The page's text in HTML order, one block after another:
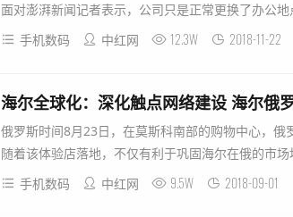
面对澎湃新闻记者表示，公司只是正常更换了办公
手机数码
中红网 12.3W 2018-11-22
海尔全球化：深化触点网络建设 海尔俄
俄罗斯时间8月23日，在莫斯科南部的购物中心，俄
随着该体验店落地，不仅有利于巩固海尔在俄的市
手机数码
中红网 9.5W 2018-09-01